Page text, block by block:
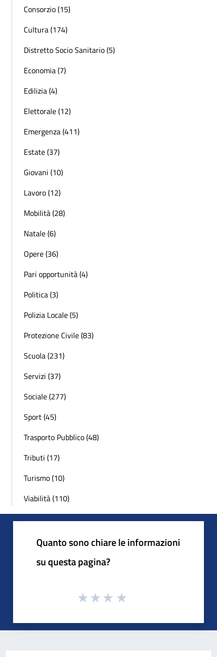
Consorzio (15)
Cultura (174)
Distretto Socio Sanitario (5)
Economia (7)
Edilizia (4)
Elettorale (12)
Emergenza (411)
Estate (37)
Giovani (10)
Lavoro (12)
Mobilità (28)
Natale (6)
Opere (36)
Pari opportunità (4)
Politica (3)
Polizia Locale (5)
Protezione Civile (83)
Scuola (231)
Servizi (37)
Sociale (277)
Sport (45)
Trasporto Pubblico (48)
Tributi (17)
Turismo (10)
Viabilità (110)
Quanto sono chiare le informazioni
su questa pagina?